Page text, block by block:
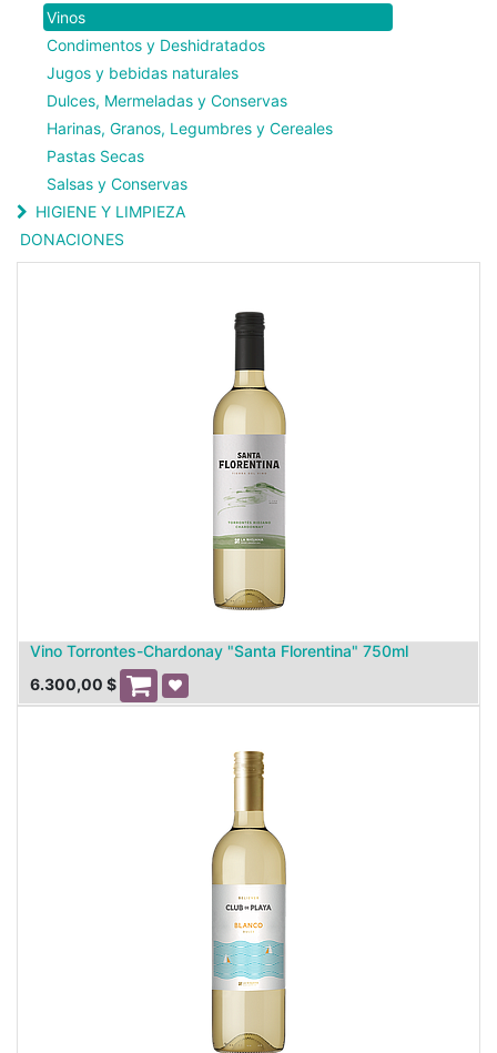
Vinos
Condimentos y Deshidratados
Jugos y bebidas naturales
Dulces, Mermeladas y Conservas
Harinas, Granos, Legumbres y Cereales
Pastas Secas
Salsas y Conservas
HIGIENE Y LIMPIEZA
DONACIONES
Vino Torrontes-Chardonay "Santa Florentina" 750ml
6.300,00 $